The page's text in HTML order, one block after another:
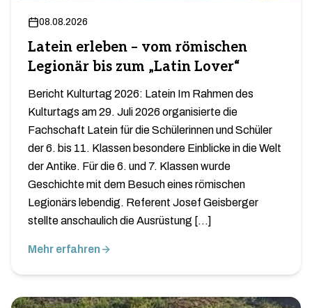
08.08.2026
Latein erleben – vom römischen
Legionär bis zum „Latin Lover“
Bericht Kulturtag 2026: Latein Im Rahmen des
Kulturtags am 29. Juli 2026 organisierte die
Fachschaft Latein für die Schülerinnen und Schüler
der 6. bis 11. Klassen besondere Einblicke in die Welt
der Antike. Für die 6. und 7. Klassen wurde
Geschichte mit dem Besuch eines römischen
Legionärs lebendig. Referent Josef Geisberger
stellte anschaulich die Ausrüstung […]
Mehr erfahren